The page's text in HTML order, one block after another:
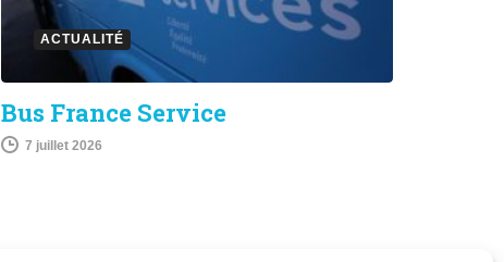
ACTUALITÉ
Bus France Service
7 juillet 2026